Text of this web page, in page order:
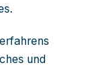
und